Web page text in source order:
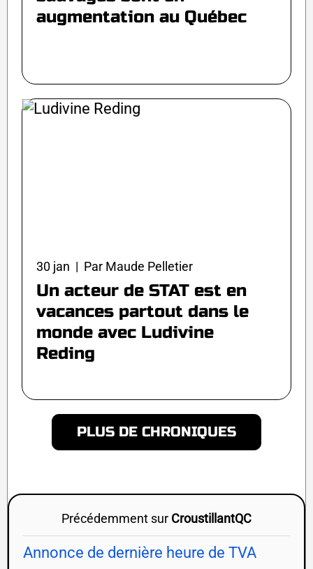
augmentation au Québec
30 jan | Par Maude Pelletier
Un acteur de STAT est en
vacances partout dans le
monde avec Ludivine
Reding
PLUS DE CHRONIQUES
Précédemment sur CroustillantQC
Annonce de dernière heure de TVA